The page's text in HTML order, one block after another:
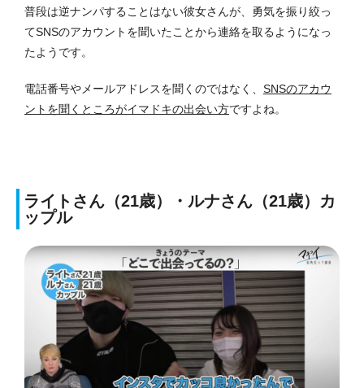
普段は逆ナンパすることはない彼女さんが、勇気を振り絞っ
てSNSのアカウントを聞いたことから連絡を取るようになっ
たようです。
電話番号やメールアドレスを聞くのではなく、 SNSのアカウ
ントを聞くところがイマドキの出会い方ですよね。
ライトさん（21歳）・ルナさん（21歳）カ
ップル